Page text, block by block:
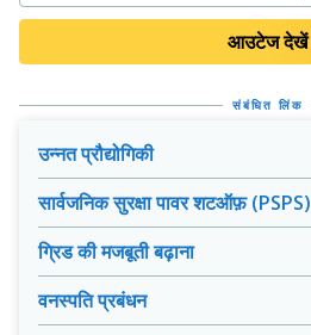
आउटेज देखें
संबंधित लिंक
उन्नत प्रौद्योगिकी
सार्वजनिक सुरक्षा पावर शटऑफ़ (PSPS)
ग्रिड की मजबूती बढ़ाना
वनस्पति प्रबंधन